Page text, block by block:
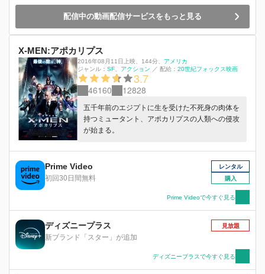
配信中の動画配信サービスをもっと見る
X-MEN:アポカリプス
2016年08月11日上映、 144分、 アメリカ
ジャンル： SF アクション ／ 配給： 20世紀フォックス映画
3.7
46160 12828
五千年前のエジプトに生を受けた不死身の肉体を
持つミュータント、アポカリプスの人類への侵攻
が始まる。
Prime Video
初回30日間無料
レンタル
購入
Prime Videoで今すぐ見る
ディズニープラス
新ブランド「スター」が追加
見放題
ディズニープラスで今すぐ見る